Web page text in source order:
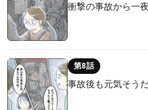
衝撃の事故から一
第8話
事故後も元気そう